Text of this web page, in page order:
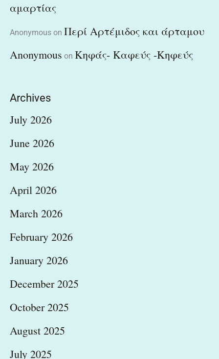
αμαρτίας
Anonymous on Περί Αρτέμιδος και άρταμου
Anonymous on Κηφάς- Καφεύς -Κηφεύς
Archives
July 2026
June 2026
May 2026
April 2026
March 2026
February 2026
January 2026
December 2025
October 2025
August 2025
July 2025